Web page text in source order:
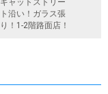
ト沿い！ガラス張
り！1-2階路面店！